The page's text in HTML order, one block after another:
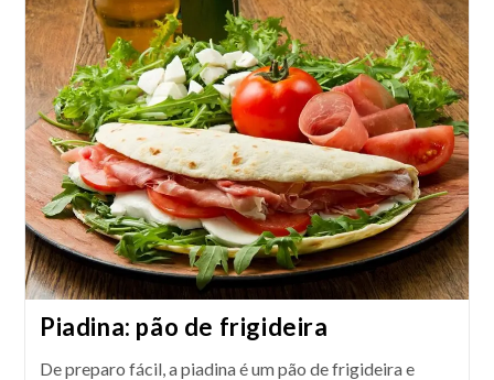
Piadina: pão de frigideira
De preparo fácil, a piadina é um pão de frigideira e